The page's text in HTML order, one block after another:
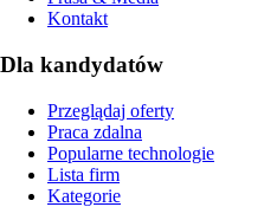
Kontakt
Dla kandydatów
Przeglądaj oferty
Praca zdalna
Popularne technologie
Lista firm
Kategorie